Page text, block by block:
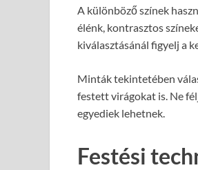
A különböző színek
élénk, kontrasztos
kiválasztásánál figyelj a
Minták tekintetében
festett virágokat is. Ne
egyediek lehetnek.
Festési